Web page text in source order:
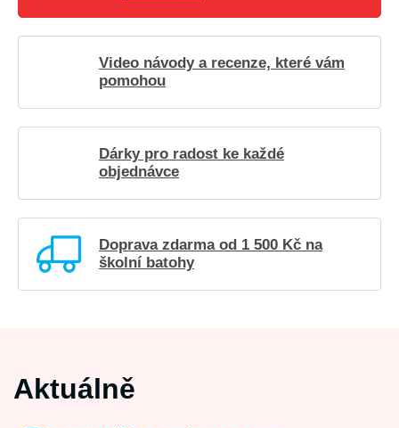
Video návody a recenze, které vám
pomohou
Dárky pro radost ke každé
objednávce
Doprava zdarma od 1 500 Kč na
školní batohy
Aktuálně